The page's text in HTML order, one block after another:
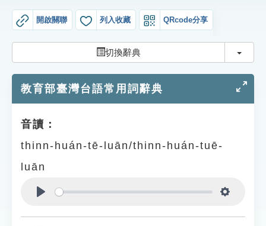
生字詞彙表
知識索引
遊戲專區
開啟關聯 列入收藏 QRcode分享
切換辭典 切換
教育部臺灣台語常用詞辭典
音讀：
thinn-huán-tē-luān/thinn-huán-tuē-
luān